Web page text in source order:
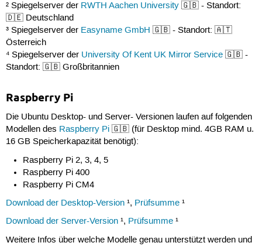
² Spiegelserver der RWTH Aachen University🇬🇧 - Standort:
🇩🇪 Deutschland
³ Spiegelserver der Easyname GmbH 🇬🇧 - Standort: 🇦🇹
Österreich
⁴ Spiegelserver der University Of Kent UK Mirror Service🇬🇧 -
Standort: 🇬🇧 Großbritannien
Raspberry Pi
Die Ubuntu Desktop- und Server- Versionen laufen auf folgenden
Modellen des Raspberry Pi🇬🇧 (für Desktop mind. 4GB RAM u.
16 GB Speicherkapazität benötigt):
Raspberry Pi 2, 3, 4, 5
Raspberry Pi 400
Raspberry Pi CM4
Download der Desktop-Version¹, Prüfsumme¹
Download der Server-Version¹, Prüfsumme¹
Weitere Infos über welche Modelle genau unterstützt werden und